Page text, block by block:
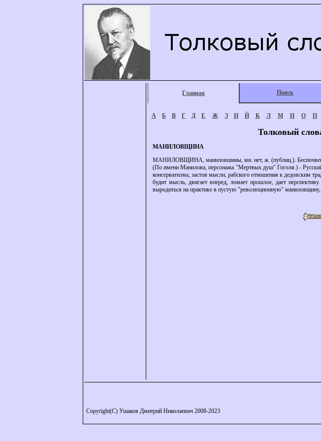
Главная Поиск
А Б В Г Д Е Ж З И Й К Л М Н О П
Толковый
МАНИЛОВЩИНА
МАНИЛОВЩИНА, маниловшины, мн. нет, ж. (публиц.).
(По имени Манилова, персонажа "Мертвых душ" Гоголя.) -
консерватизма, застоя мысли, рабского отношения к дедовским
будит мысль, двигает вперед, ломает прошлое, дает
выродиться на практике в пустую "революционную" маниловщину,
Copyright(C) Ушаков Дмитрий Николаевич 2008-2023